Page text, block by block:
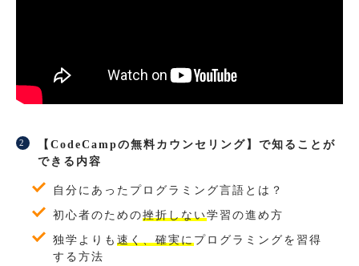
【CodeCampの無料カウンセリング】で知ることが
できる内容
自分にあったプログラミング言語とは？
初心者のための挫折しない学習の進め方
独学よりも 速く、確実に プログラミングを習得
する方法